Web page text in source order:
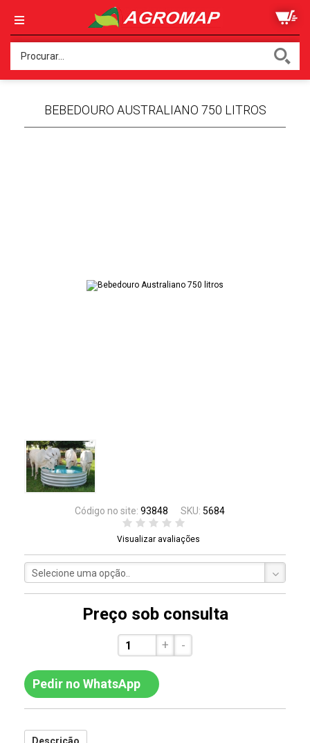
BEBEDOURO AUSTRALIANO 750 LITROS
Código no site: 93848 SKU: 5684
Visualizar avaliações
Selecione uma opção..
Preço sob consulta
+ -
Pedir no WhatsApp